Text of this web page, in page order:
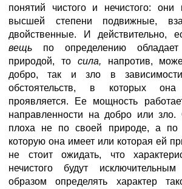
понятий чистого и нечистого: они
высшей степени подвижные,
двойственные. И действительно,
вещь по определению обладает
природой, то сила, напротив,
добро, так и зло в
обстоятельств, в которых она
проявляется. Ее мощность
направленности на добро или
плоха не по своей природе, а по
которую она имеет или которая ей
не стоит ожидать, что
нечистого будут
образом определять характер